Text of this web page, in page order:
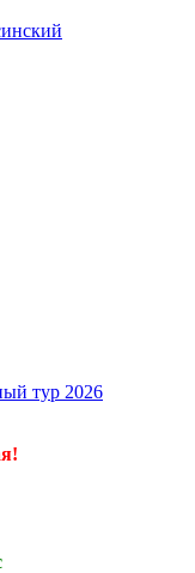
тур 2026